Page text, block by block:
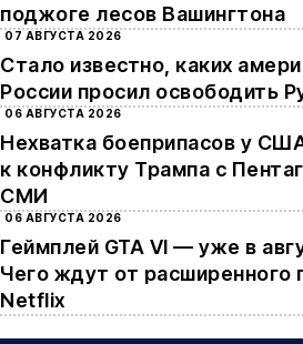
поджоге лесов Вашингтона
07 АВГУСТА 2026
Стало известно, каких
России просил освободить
06 АВГУСТА 2026
Нехватка боеприпасов у
к конфликту Трампа с
СМИ
06 АВГУСТА 2026
Геймплей GTA VI — уже в
Чего ждут от расширенного
Netflix